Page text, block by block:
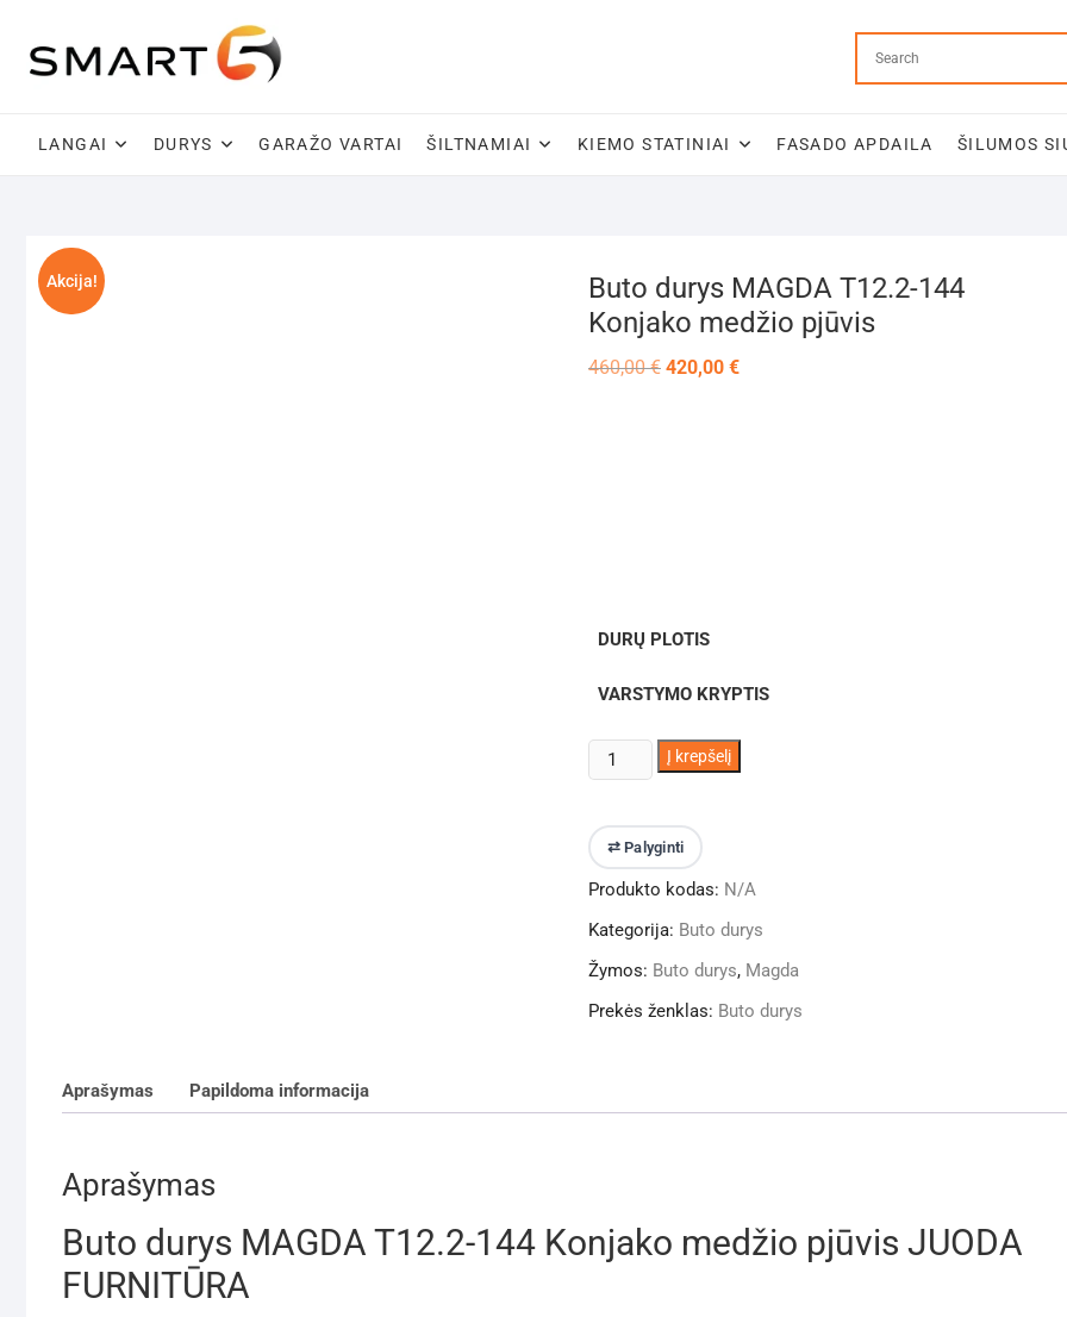
content
LANGAI DURYS GARAŽO VARTAI ŠILTNAMIAI KIEMO STATINIAI FASADO APDAILA ŠILUMOS
Akcija!
Buto durys MAGDA T12.2-144
Konjako medžio pjūvis
460,00€ Original
price
420,00 €Current
DURŲ PLOTIS
VARSTYMO KRYPTIS
produkto
kiekis:
durys
MAGDA
T12.2-
144
medžio
pjūvis
Į krepšelį
⇄ Palyginti
Produkto kodas: N/A
Kategorija: Buto durys
Žymos: Buto durys, Magda
Prekės ženklas: Buto durys
Aprašymas Papildoma informacija
Aprašymas
Buto durys MAGDA T12.2-144 Konjako medžio pjūvis JUODA
FURNITŪRA